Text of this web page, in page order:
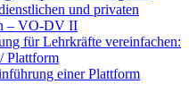
und privaten
– VO-DV II
für Lehrkräfte vereinfachen:
Plattform
einer Plattform